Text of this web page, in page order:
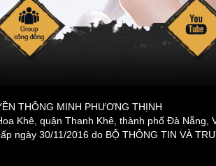
THÔNG MINH PHƯƠNG THỊNH
Khê, quận Thanh Khê, thành phố Đà Nẵng,
ngày 30/11/2016 do BỘ THÔNG TIN VÀ